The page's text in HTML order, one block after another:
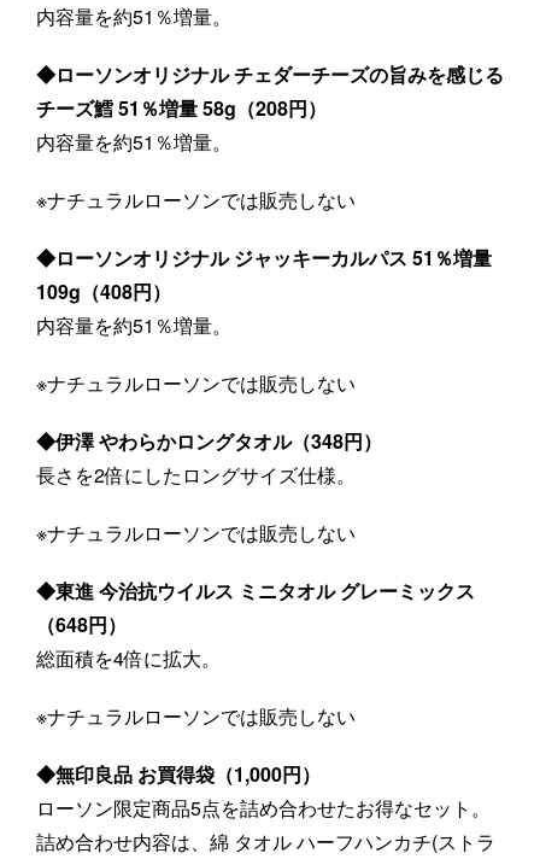
内容量を約51％増量。
◆ローソンオリジナル チェダーチーズの旨みを感じる
チーズ鱈 51％増量 58g（208円）
内容量を約51％増量。
※ナチュラルローソンでは販売しない
◆ローソンオリジナル ジャッキーカルパス 51％増量
109g（408円）
内容量を約51％増量。
※ナチュラルローソンでは販売しない
◆伊澤 やわらかロングタオル（348円）
長さを2倍にしたロングサイズ仕様。
※ナチュラルローソンでは販売しない
◆東進 今治抗ウイルス ミニタオル グレーミックス
（648円）
総面積を4倍に拡大。
※ナチュラルローソンでは販売しない
◆無印良品 お買得袋（1,000円）
ローソン限定商品5点を詰め合わせたお得なセット。
詰め合わせ内容は、綿 タオル ハーフハンカチ(ストラ